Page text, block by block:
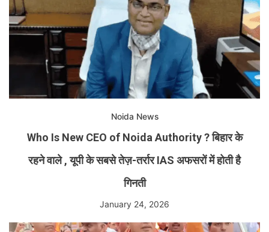
Noida News
Who Is New CEO of Noida Authority ? बिहार के
रहने वाले , यूपी के सबसे तेज़-तर्रार IAS अफसरों में होती है
गिनती
January 24, 2026